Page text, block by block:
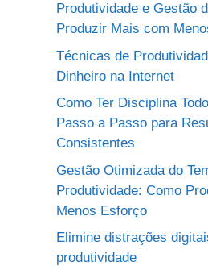
Produtividade e Gestão
Produzir Mais com
Técnicas de
Dinheiro na Internet
Como Ter Disciplina
Passo a Passo para
Consistentes
Gestão Otimizada do
Produtividade: Como
Menos Esforço
Elimine distrações
produtividade